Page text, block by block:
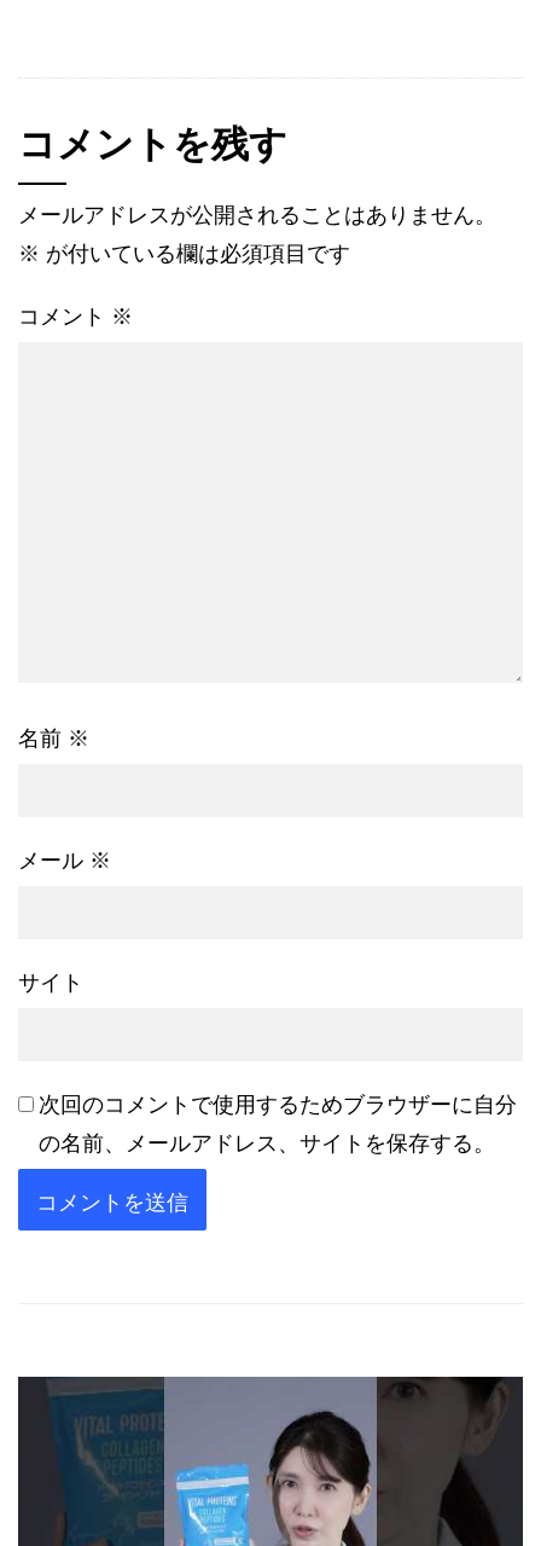
コメントを残す
メールアドレスが公開されることはありません。
※ が付いている欄は必須項目です
コメント ※
名前 ※
メール ※
サイト
次回のコメントで使用するためブラウザーに自分
の名前、メールアドレス、サイトを保存する。